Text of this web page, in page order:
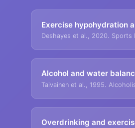
Exercise hypohydration
Deshayes et al., 2020. Sports
Alcohol and water
Taivainen et al., 1995.
Overdrinking and